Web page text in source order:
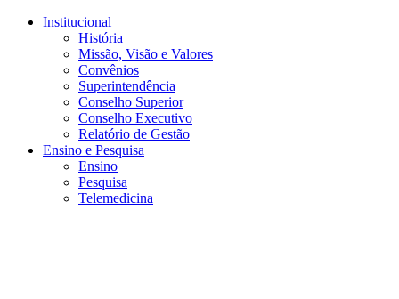
Conteúdo principal
Institucional
História
Missão, Visão e Valores
Convênios
Superintendência
Conselho Superior
Conselho Executivo
Relatório de Gestão
Ensino e Pesquisa
Ensino
Pesquisa
Telemedicina